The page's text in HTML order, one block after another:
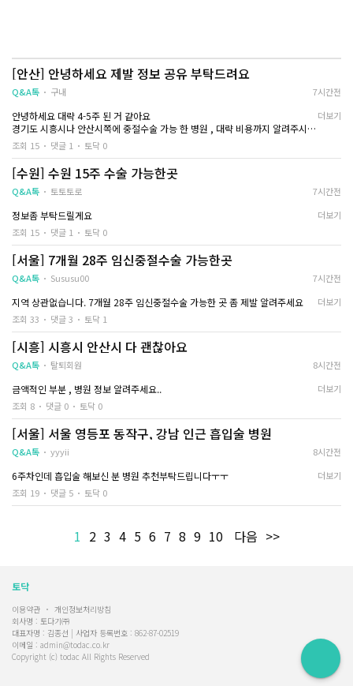
[안산] 안녕하세요 제발 정보 공유 부탁드려요
Q&A톡 구내 7시간전
안녕하세요 대략 4-5주 된 거 같아요
경기도 시흥시나 안산시쪽에 중절수술 가능 한 병원 , 대략 비용까지 알려주시면
감사하겠습니다..
더보기
조회 15 댓글 1 토닥 0
[수원] 수원 15주 수술 가능한곳
Q&A톡 토토토로 7시간전
정보좀 부탁드릴게요
더보기
조회 15
댓글 1 토닥 0
[서울] 7개월 28주 임신중절수술 가능한곳
Q&A톡 Sususu00 7시간전
지역 상관없습니다. 7개월 28주 임신중절수술 가능한 곳 좀 제발 알려주세요
더보기
조회 33
댓글 3 토닥 1
[시흥] 시흥시 안산시 다 괜찮아요
Q&A톡 탈퇴회원 8시간전
금액적인 부분 , 병원 정보 알려주세요..
더보기
조회 8
댓글 0 토닥 0
[서울] 서울 영등포 동작구, 강남 인근 흡입술 병원
Q&A톡 yyyii 8시간전
6주차인데 흡입술 해보신 분 병원 추천부탁드립니다ㅜㅜ
더보기
조회 19
댓글 5 토닥 0
1 2 3 4 5 6 7 8 9 10 다음 >>
토닥
이용약관
개인정보처리방침
회사명 : 토다기㈜
대표자명 : 김종선 | 사업자 등록번호 : 862-87-02519
이메일 : admin@todac.co.kr
Copyright (c) todac All Rights Reserved